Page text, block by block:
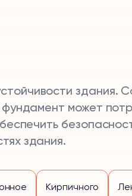
здания.
может
здания.
Кирпичного